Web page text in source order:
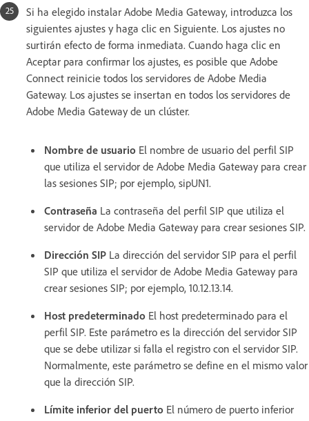
Si ha elegido instalar Adobe Media Gateway, introduzca los
siguientes ajustes y haga clic en Siguiente. Los ajustes no
surtirán efecto de forma inmediata. Cuando haga clic en
Aceptar para confirmar los ajustes, es posible que Adobe
Connect reinicie todos los servidores de Adobe Media
Gateway. Los ajustes se insertan en todos los servidores de
Adobe Media Gateway de un clúster.
Nombre de usuario El nombre de usuario del perfil SIP
que utiliza el servidor de Adobe Media Gateway para crear
las sesiones SIP; por ejemplo, sipUN1.
Contraseña La contraseña del perfil SIP que utiliza el
servidor de Adobe Media Gateway para crear sesiones SIP.
Dirección SIP La dirección del servidor SIP para el perfil
SIP que utiliza el servidor de Adobe Media Gateway para
crear sesiones SIP; por ejemplo, 10.12.13.14.
Host predeterminado El host predeterminado para el
perfil SIP. Este parámetro es la dirección del servidor SIP
que se debe utilizar si falla el registro con el servidor SIP.
Normalmente, este parámetro se define en el mismo valor
que la dirección SIP.
Límite inferior del puerto El número de puerto inferior